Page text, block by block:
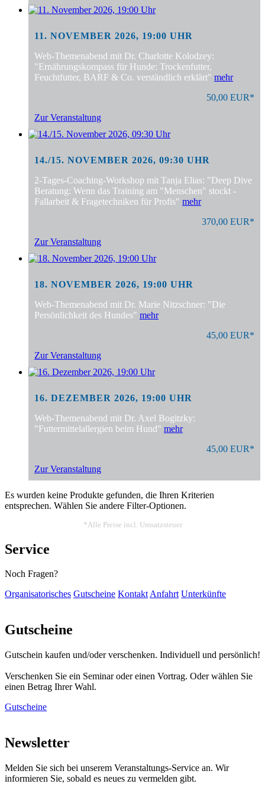
11. NOVEMBER 2026, 19:00 UHR
Web-Themenabend mit Dr. Charlotte Kolodzey:
"Ernährungskompass für Hunde: Trockenfutter,
Feuchtfutter, BARF & Co. verständlich erklärt" mehr
50,00 EUR*
Zur Veranstaltung
14./15. NOVEMBER 2026, 09:30 UHR
2-Tages-Coaching-Workshop mit Tanja Elias: "Deep Dive
Beratung: Wenn das Training am "Menschen" stockt -
Fallarbeit & Fragetechniken für Profis" mehr
370,00 EUR*
Zur Veranstaltung
18. NOVEMBER 2026, 19:00 UHR
Web-Themenabend mit Dr. Marie Nitzschner: "Die
Persönlichkeit des Hundes" mehr
45,00 EUR*
Zur Veranstaltung
16. DEZEMBER 2026, 19:00 UHR
Web-Themenabend mit Dr. Axel Bogitzky:
"Futtermittelallergien beim Hund" mehr
45,00 EUR*
Zur Veranstaltung
Es wurden keine Produkte gefunden, die Ihren Kriterien
entsprechen. Wählen Sie andere Filter-Optionen.
*Alle Preise incl. Umsatzsteuer
Service
Noch Fragen?
Organisatorisches Gutscheine KontaktAnfahrt Unterkünfte
Gutscheine
Gutschein kaufen und/oder verschenken. Individuell und persönlich!
Verschenken Sie ein Seminar oder einen Vortrag. Oder wählen Sie
einen Betrag Ihrer Wahl.
Gutscheine
Newsletter
Melden Sie sich bei unserem Veranstaltungs-Service an. Wir
informieren Sie, sobald es neues zu vermelden gibt.